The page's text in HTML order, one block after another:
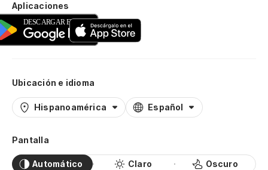
Aplicaciones
Ubicación e idioma
Hispanoamérica Español
Pantalla
Automático Claro Oscuro